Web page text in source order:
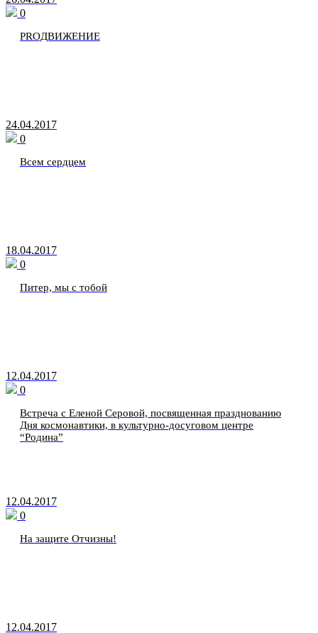
0
PROДВИЖЕНИЕ
24.04.2017
0
Всем сердцем
18.04.2017
0
Питер, мы с тобой
12.04.2017
0
Встреча с Еленой Серовой, посвященная празднованию
Дня космонавтики, в культурно-досуговом центре
“Родина”
12.04.2017
0
На защите Отчизны!
12.04.2017